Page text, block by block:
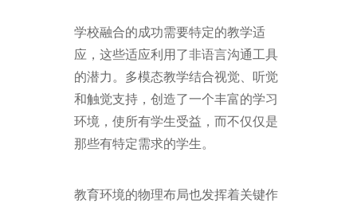
学校融合的成功需要特定的教学适
应，这些适应利用了非语言沟通工具
的潜力。多模态教学结合视觉、听觉
和触觉支持，创造了一个丰富的学习
环境，使所有学生受益，而不仅仅是
那些有特定需求的学生。
教育环境的物理布局也发挥着关键作